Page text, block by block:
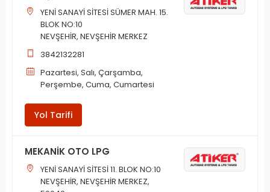
YENİ SANAYİ SİTESİ SÜMER MAH. 15.
BLOK NO:10
NEVŞEHİR, NEVŞEHİR MERKEZ
3842132281
Pazartesi, Salı, Çarşamba,
Perşembe, Cuma, Cumartesi
Yol Tarifi
MEKANİK OTO LPG
YENİ SANAYİ SİTESİ 11. BLOK NO:10
NEVŞEHİR, NEVŞEHİR MERKEZ,